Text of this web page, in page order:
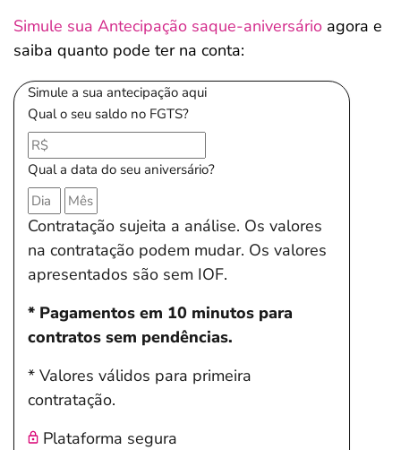
Simule sua Antecipação saque-aniversário agora e
saiba quanto pode ter na conta:
Simule a sua antecipação aqui
Qual o seu saldo no FGTS?
Qual a data do seu aniversário?
Contratação sujeita a análise. Os valores
na contratação podem mudar. Os valores
apresentados são sem IOF.
* Pagamentos em 10 minutos para
contratos sem pendências.
* Valores válidos para primeira
contratação.
Plataforma segura